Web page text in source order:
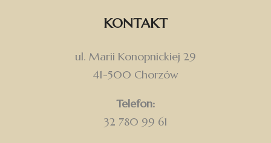
KONTAKT
ul. Marii Konopnickiej 29
41-500 Chorzów
Telefon:
32 780 99 61